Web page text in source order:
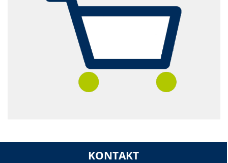
KONTAKT